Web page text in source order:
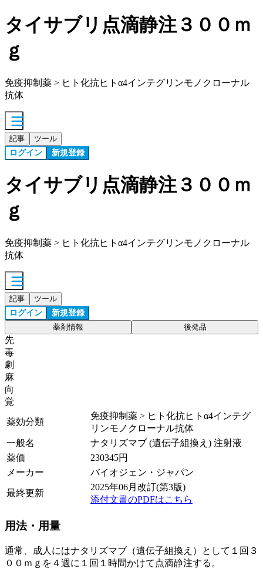
タイサブリ点滴静注３００ｍ
ｇ
免疫抑制薬 > ヒト化抗ヒトα4インテグリンモノクローナル
抗体
記事 ツール
ログイン 新規登録
タイサブリ点滴静注３００ｍ
ｇ
免疫抑制薬 > ヒト化抗ヒトα4インテグリンモノクローナル
抗体
記事 ツール
ログイン 新規登録
薬剤情報 後発品
先
毒
劇
麻
向
覚
薬効分類
免疫抑制薬 > ヒト化抗ヒトα4インテグ
リンモノクローナル抗体
一般名
ナタリズマブ (遺伝子組換え) 注射液
薬価
230345円
メーカー
バイオジェン・ジャパン
最終更新
2025年06月改訂(第3版)
添付文書のPDFはこちら
用法・用量
通常、成人にはナタリズマブ（遺伝子組換え）として１回３
００ｍｇを４週に１回１時間かけて点滴静注する。